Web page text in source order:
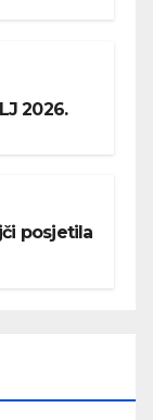
2026.
posjetila